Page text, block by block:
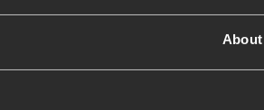
About